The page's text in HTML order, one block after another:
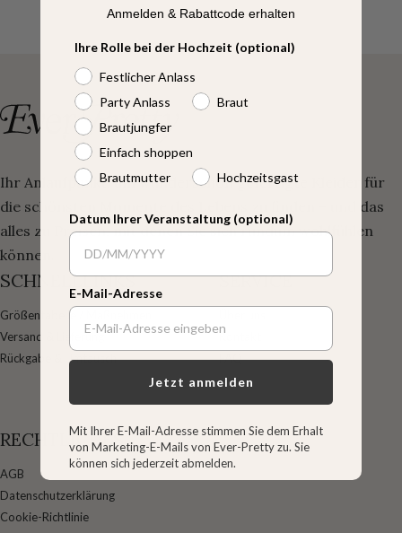
Ihr Anlaufpunkt, um wunderschön gefertigte Kleider für
die schönsten Momente des Lebens zu finden – und das
alles zu Preisen, mit denen Sie sich rundum wohlfühlen
können.
SCHNELLLINKS
Größentabelle / Maßnehmen
Versand & Lieferung
Rückgabe & Umtausch
SERVICE
Kontakt
FAQ
RECHTLICHES
AGB
Datenschutzerklärung
Cookie-Richtlinie
Anmelden & Rabattcode erhalten
Ihre Rolle bei der Hochzeit (optional)
Festlicher Anlass
Party Anlass
Braut
Brautjungfer
Einfach shoppen
Brautmutter
Hochzeitsgast
Datum Ihrer Veranstaltung (optional)
E-Mail-Adresse
Jetzt anmelden
Mit Ihrer E-Mail-Adresse stimmen Sie dem Erhalt
von Marketing-E-Mails von Ever-Pretty zu. Sie
können sich jederzeit abmelden.